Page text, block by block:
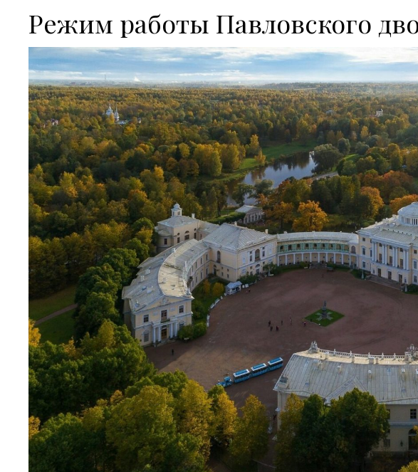
Режим работы Павловского